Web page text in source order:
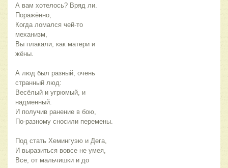
А вам хотелось? Вряд ли.
Поражённо,
Когда ломался чей-то
механизм,
Вы плакали, как матери и
жёны.
А люд был разный, очень
странный люд:
Весёлый и угрюмый, и
надменный.
И получив ранение в бою,
По-разному сносили перемены.
Под стать Хемингуэю и Дега,
И выразиться вовсе не умея,
Все, от мальчишки и до